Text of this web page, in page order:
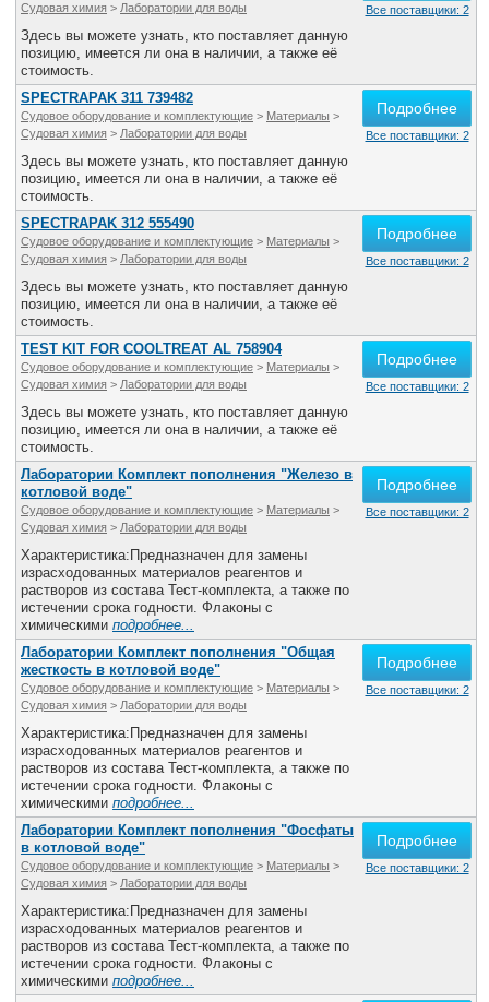
Судовая химия > Лаборатории для воды
Здесь вы можете узнать, кто поставляет данную
позицию, имеется ли она в наличии, а также её
стоимость.
Все поставщики: 2
SPECTRAPAK 311 739482
Судовое оборудование и комплектующие > Материалы >
Судовая химия > Лаборатории для воды
Здесь вы можете узнать, кто поставляет данную
позицию, имеется ли она в наличии, а также её
стоимость.
Подробнее
Все поставщики: 2
SPECTRAPAK 312 555490
Судовое оборудование и комплектующие > Материалы >
Судовая химия > Лаборатории для воды
Здесь вы можете узнать, кто поставляет данную
позицию, имеется ли она в наличии, а также её
стоимость.
Подробнее
Все поставщики: 2
TEST KIT FOR COOLTREAT AL 758904
Судовое оборудование и комплектующие > Материалы >
Судовая химия > Лаборатории для воды
Здесь вы можете узнать, кто поставляет данную
позицию, имеется ли она в наличии, а также её
стоимость.
Подробнее
Все поставщики: 2
Лаборатории Комплект пополнения "Железо в
котловой воде"
Судовое оборудование и комплектующие > Материалы >
Судовая химия > Лаборатории для воды
Характеристика:Предназначен для замены
израсходованных материалов реагентов и
растворов из состава Тест-комплекта, а также по
истечении срока годности. Флаконы с
химическими подробнее...
Подробнее
Все поставщики: 2
Лаборатории Комплект пополнения "Общая
жесткость в котловой воде"
Судовое оборудование и комплектующие > Материалы >
Судовая химия > Лаборатории для воды
Характеристика:Предназначен для замены
израсходованных материалов реагентов и
растворов из состава Тест-комплекта, а также по
истечении срока годности. Флаконы с
химическими подробнее...
Подробнее
Все поставщики: 2
Лаборатории Комплект пополнения "Фосфаты
в котловой воде"
Судовое оборудование и комплектующие > Материалы >
Судовая химия > Лаборатории для воды
Характеристика:Предназначен для замены
израсходованных материалов реагентов и
растворов из состава Тест-комплекта, а также по
истечении срока годности. Флаконы с
химическими подробнее...
Подробнее
Все поставщики: 2